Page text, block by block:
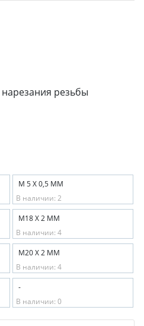
М 5 Х 0,5 ММ
В наличии: 2
М18 Х 2 ММ
В наличии: 4
М20 Х 2 ММ
В наличии: 4
-
В наличии: 0